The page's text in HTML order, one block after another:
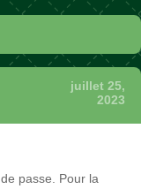
juillet 25,
2023
passe. Pour la